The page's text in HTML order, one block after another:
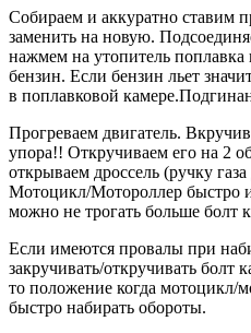
Собираем и аккуратно ставим
заменить на новую.
нажмем на утопитель поплавка
бензин. Если бензин льет
в поплавковой
Прогреваем двигатель.
упора!! Откручиваем его на 2
открываем дроссель (ручку
Мотоцикл/Мотороллер быстро
можно не трогать больше болт
Если имеются провалы при
закручивать/откручивать болт
то положение когда мотоцикл/
быстро набирать обороты.